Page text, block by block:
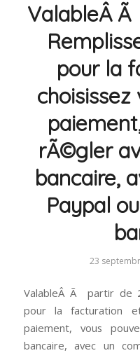
ValableÂ
pour la
rÃ©gler
bancaire,
Paypal
23
ValableÂ Ã partir de
pour la facturation
paiement, vous
bancaire, avec un